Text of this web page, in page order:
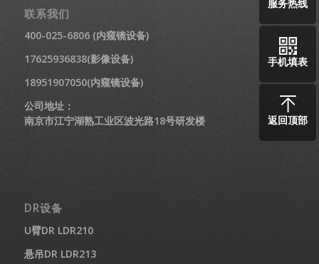
联系我们
400-025-6806 (内窥镜设备)
17625936838(影像设备)
18951907050(内窥镜设备)
公司地址：
南京市江宁湖熟工业区波光路18号研发楼
DR设备
U臂DR LDR210
悬吊DR LDR213
服务热线
手机填表
返回顶部